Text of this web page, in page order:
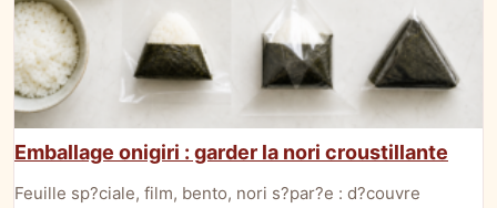
Emballage onigiri : garder la nori croustillante
Feuille sp?ciale, film, bento, nori s?par?e : d?couvre